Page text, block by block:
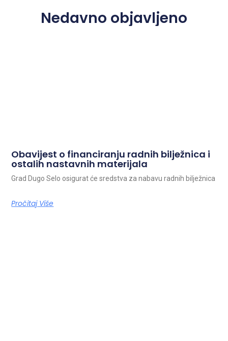
Nedavno objavljeno
Obavijest o financiranju radnih bilježnica i
ostalih nastavnih materijala
Grad Dugo Selo osigurat će sredstva za nabavu radnih bilježnica
Pročitaj Više